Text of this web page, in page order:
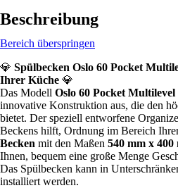
Beschreibung
Bereich überspringen
💎 Spülbecken Oslo 60 Pocket
Ihrer Küche 💎
Das Modell Oslo 60 Pocket Multilevel
innovative Konstruktion aus, die den
bietet. Der speziell entworfene
Beckens hilft, Ordnung im Bereich
Becken mit den Maßen 540 mm x 400
Ihnen, bequem eine große Menge
Das Spülbecken kann in
installiert werden.